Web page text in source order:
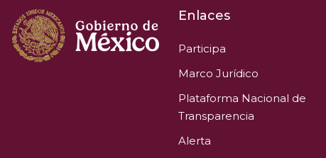
Enlaces
Participa
Marco Jurídico
Plataforma Nacional de
Transparencia
Alerta